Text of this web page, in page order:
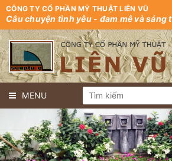
CÔNG TY CỔ PHẦN MỸ THUẬT LIÊN VŨ
Câu chuyện tình yêu - đam mê và sáng
MENU